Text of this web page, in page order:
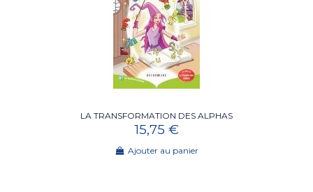
LA TRANSFORMATION DES ALPHAS
15,75 €
Ajouter au panier